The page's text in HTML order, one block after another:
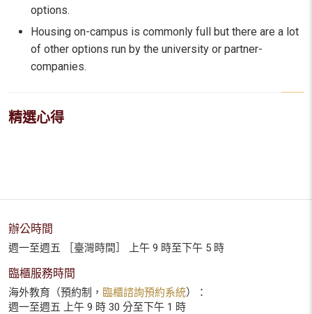
options.
Housing on-campus is commonly full but there are a lot
of other options run by the university or partner-
companies.
精選心得
辦公時間
週一至週五 ［臺灣時間］ 上午 9 時至下午 5 時
臨櫃服務時間
海外教育（預約制， 臨櫃諮詢預約系統）：
週一至週五 上午 9 時 30 分至下午 1 時